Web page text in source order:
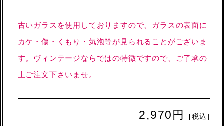
古いガラスを使用しておりますので、ガラスの表面に
カケ・傷・くもり・気泡等が見られることがございま
す。ヴィンテージならではの特徴ですので、ご了承の
上ご注文下さいませ。
2,970円 [税込]